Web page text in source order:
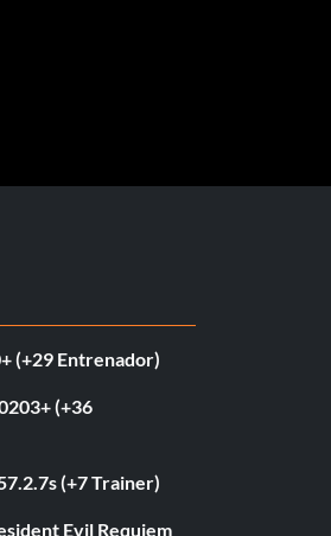
(+29 Entrenador)
(+36
(+7 Trainer)
Evil Requiem